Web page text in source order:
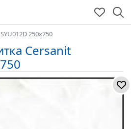
SYU012D 250x750
Cersanit